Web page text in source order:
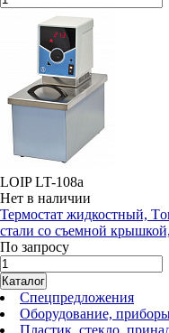
LOIP LT-108a
Нет в наличии
Термостат жидкостный,
стали со съемной
По запросу
Каталог
Спецпредложения
Оборудование,
Пластик, стекло,